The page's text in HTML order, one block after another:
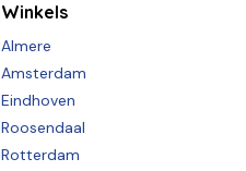
Winkels
Almere
Amsterdam
Eindhoven
Roosendaal
Rotterdam